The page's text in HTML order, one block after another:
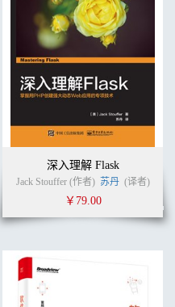
深入理解 Flask
Jack Stouffer (作者) 苏丹 (译者)
￥79.00